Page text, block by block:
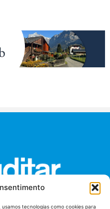
tecnologias como cookies para